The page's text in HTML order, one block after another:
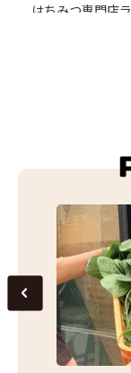
はちみつ専門店
八丈島・青ヶ島
東京発銘柄豚
八丈島産有機レ
おつかれさまカ
フロマージュ・
東京の老舗メー
大多摩ハムの